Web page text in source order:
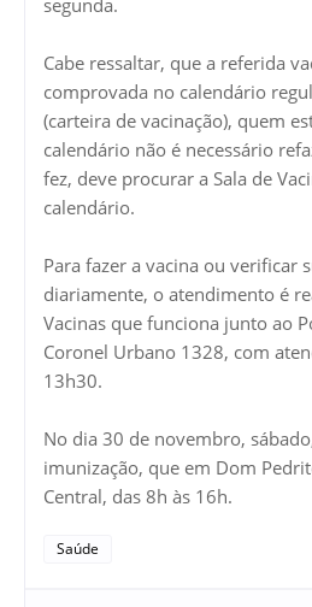
segunda.
Cabe ressaltar, que a referida
comprovada no calendário
(carteira de vacinação), quem
calendário não é necessário
fez, deve procurar a Sala de
calendário.
Para fazer a vacina ou verificar
diariamente, o atendimento é
Vacinas que funciona junto ao
Coronel Urbano 1328, com
13h30.
No dia 30 de novembro,
imunização, que em Dom
Central, das 8h às 16h.
Saúde